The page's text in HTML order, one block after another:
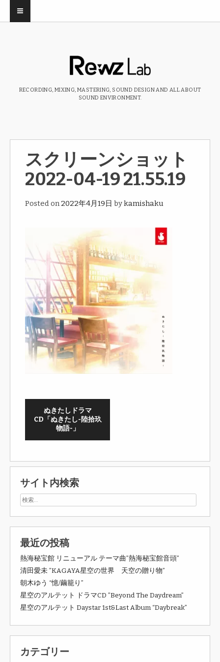
RECORDING, MIXING, MASTERING, SOUND DESIGN AND ALL ABOUT
SOUND ENVIRONMENT.
スクリーンショット
2022-04-19 21.55.19
Posted on2022年4月19日 bykamishaku
ぬきたしドラマ
CD「ぬきたし-陸拾玖
物語-」
サイト内検索
最近の投稿
熱海秘宝館 リニューアル テーマ曲”熱海秘宝館音頭”
清田愛未 ”KAGAYA星空の世界 天空の贈り物”
朝木ゆう “憶/繭籠り”
星空のアルテット ドラマCD ”Beyond The Daydream”
星空のアルテット Daystar 1st&Last Album “Daybreak”
カテゴリー